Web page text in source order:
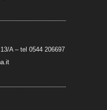
A– tel 0544 206697